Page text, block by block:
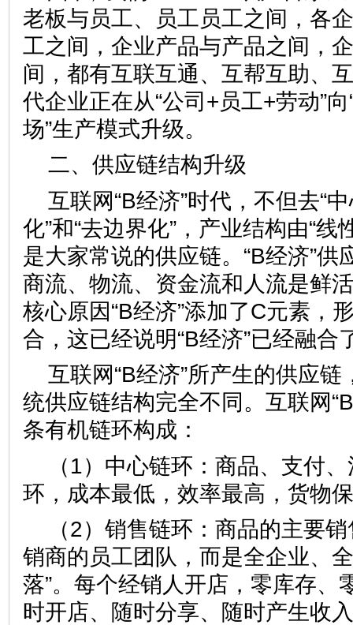
老板与员工、员工员工之间，各
工之间，企业产品与产品之间，
间，都有互联互通、互帮互助、
代企业正在从“公司+员工+劳动”
场”生产模式升级。
二、供应链结构升级
互联网“B经济”时代，不但去“
化”和“去边界化”，产业结构由“线
是大家常说的供应链。“B经济”供
商流、物流、资金流和人流是鲜
核心原因“B经济”添加了C元素，
合，这已经说明“B经济”已经融合
互联网“B经济”所产生的供应
统供应链结构完全不同。互联网
条有机链环构成：
（1）中心链环：商品、支付
环，成本最低，效率最高，货物
（2）销售链环：商品的主要
销商的员工团队，而是全企业、
落”。每个经销人开店，零库存、
时开店、随时分享、随时产生收